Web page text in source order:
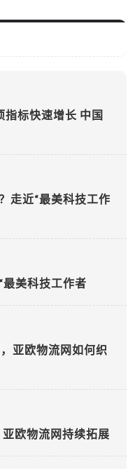
标快速增长 中国
走近“最美科技工作
美科技工作者
亚欧物流网如何织
欧物流网持续拓展